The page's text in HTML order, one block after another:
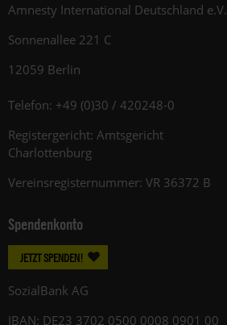
Amnesty International Deutschland e.V.
Sonnenallee 221 C
12059 Berlin
Telefon: +49 (0)30 / 420248-0
Registergericht: Amtsgericht
Charlottenburg
Vereinsregisternummer: VR 36372 B
Spendenkonto
JETZT SPENDEN!
SozialBank AG
IBAN: DE23 3702 0500 0008 0901 00